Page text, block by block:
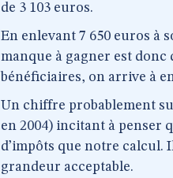
de 3 103 euros.
En enlevant 7 650 euros à
manque à gagner est donc
bénéficiaires, on arrive à
Un chiffre probablement
en 2004) incitant à penser
d’impôts que notre calcul.
grandeur acceptable.